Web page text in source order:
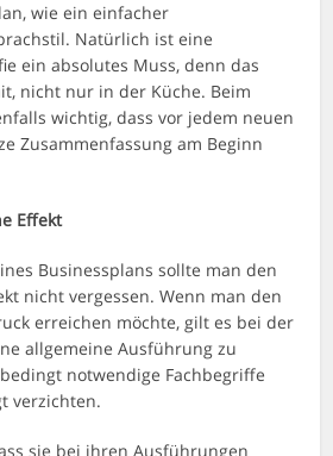
wie ein einfacher
Natürlich ist eine
ein absolutes Muss, denn das
nicht nur in der Küche. Beim
wichtig, dass vor jedem neuen
Zusammenfassung am Beginn
Effekt
Businessplans sollte man den
nicht vergessen. Wenn man den
erreichen möchte, gilt es bei der
allgemeine Ausführung zu
notwendige Fachbegriffe
verzichten.
sie bei ihren Ausführungen